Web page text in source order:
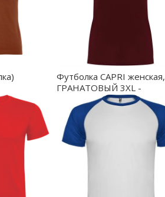
L -
Футболка CAPRI женская,
ГРАНАТОВЫЙ 3XL -
CA66830657